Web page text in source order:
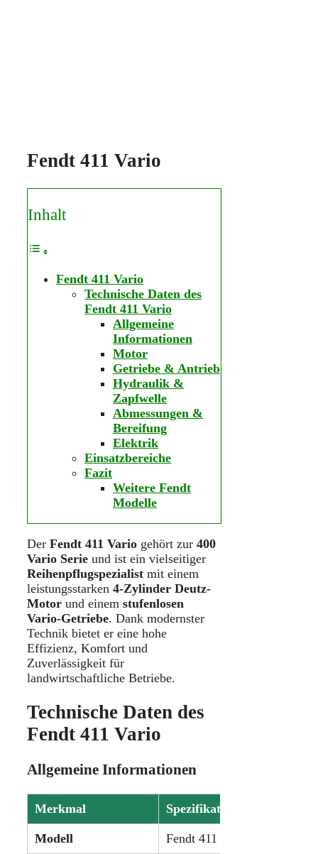
Fendt 411 Vario
Inhalt
Fendt 411 Vario
Technische Daten des
Fendt 411 Vario
Allgemeine
Informationen
Motor
Getriebe & Antrieb
Hydraulik &
Zapfwelle
Abmessungen &
Bereifung
Elektrik
Einsatzbereiche
Fazit
Weitere Fendt
Modelle
Der Fendt 411 Vario gehört zur 400
Vario Serie und ist ein vielseitiger
Reihenpflugspezialist mit einem
leistungsstarken 4-Zylinder Deutz-
Motor und einem stufenlosen
Vario-Getriebe. Dank modernster
Technik bietet er eine hohe
Effizienz, Komfort und
Zuverlässigkeit für
landwirtschaftliche Betriebe.
Technische Daten des
Fendt 411 Vario
Allgemeine Informationen
Merkmal Spezifikation
Modell Fendt 411 Vario